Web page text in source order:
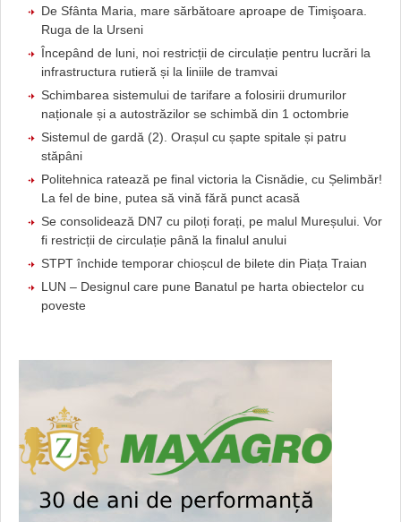
De Sfânta Maria, mare sărbătoare aproape de Timişoara.
Ruga de la Urseni
Începând de luni, noi restricții de circulație pentru lucrări la
infrastructura rutieră și la liniile de tramvai
Schimbarea sistemului de tarifare a folosirii drumurilor
naționale și a autostrăzilor se schimbă din 1 octombrie
Sistemul de gardă (2). Orașul cu șapte spitale și patru
stăpâni
Politehnica ratează pe final victoria la Cisnădie, cu Șelimbăr!
La fel de bine, putea să vină fără punct acasă
Se consolidează DN7 cu piloți forați, pe malul Mureșului. Vor
fi restricții de circulație până la finalul anului
STPT închide temporar chioșcul de bilete din Piața Traian
LUN – Designul care pune Banatul pe harta obiectelor cu
poveste